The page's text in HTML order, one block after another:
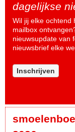
dagelijkse
Wil jij elke ochtend
mailbox
nieuwsupdate van
nieuwsbrief elke
Inschrijven